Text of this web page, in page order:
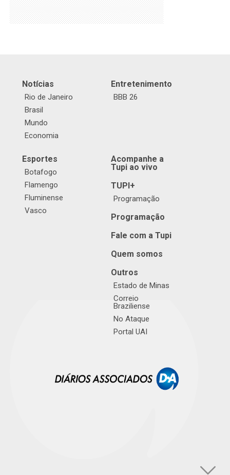
Notícias
Rio de Janeiro
Brasil
Mundo
Economia
Entretenimento
BBB 26
Esportes
Botafogo
Flamengo
Fluminense
Vasco
Acompanhe a
Tupi ao vivo
TUPI+
Programação
Programação
Fale com a Tupi
Quem somos
Outros
Estado de Minas
Correio
Braziliense
No Ataque
Portal UAI